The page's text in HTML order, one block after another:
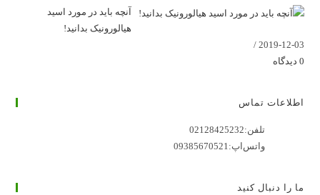
آنچه باید در مورد اسید
هیالورونیک بدانید!
2019-12-03
/
0 دیدگاه
اطلاعات تماس
تلفن:02128425232
واتس‌اپ:09385670521
ما را دنبال کنید